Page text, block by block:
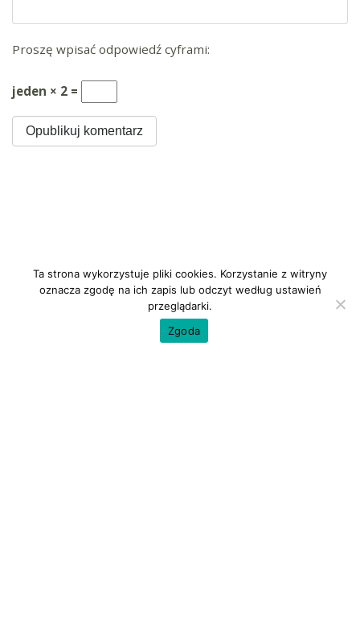
Proszę wpisać odpowiedź cyframi:
jeden × 2 =
Ta strona wykorzystuje pliki cookies. Korzystanie z witryny
oznacza zgodę na ich zapis lub odczyt według ustawień
przeglądarki.
Zgoda